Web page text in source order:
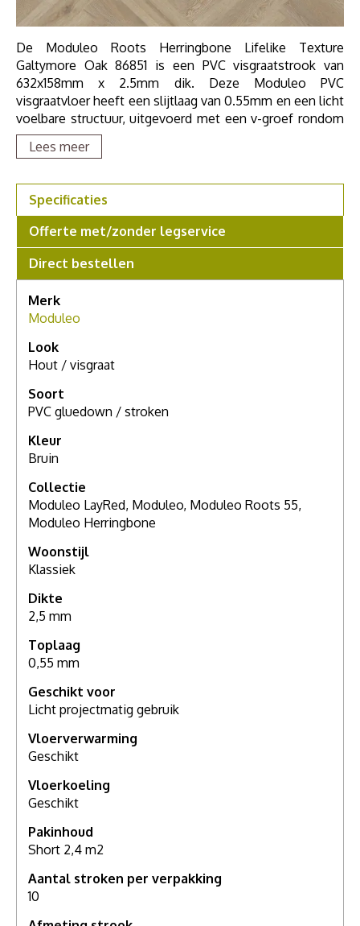
De Moduleo Roots Herringbone Lifelike Texture
Galtymore Oak 86851 is een PVC visgraatstrook van
632x158mm x 2.5mm dik. Deze Moduleo PVC
visgraatvloer heeft een slijtlaag van 0.55mm en een licht
voelbare structuur, uitgevoerd met een v-groef rondom
de strook. Door zijn 0.55mm slijtlaag deze vloer zeer
geschikt voor zwaar huishoudelijk en project gebruik. De
geschikt voor vloerverwarming en is geluiddempend. De
Roots 55 Herringbone Lifelike Texture collectie van
Moduleo is zo levendig en divers als de natuur zelf.
Lees meer
Specificaties
Offerte met/zonder legservice
Direct bestellen
Merk
Moduleo
Look
Hout / visgraat
Soort
PVC gluedown / stroken
Kleur
Bruin
Collectie
Moduleo LayRed, Moduleo, Moduleo Roots 55,
Moduleo Herringbone
Woonstijl
Klassiek
Dikte
2,5 mm
Toplaag
0,55 mm
Geschikt voor
Licht projectmatig gebruik
Vloerverwarming
Geschikt
Vloerkoeling
Geschikt
Pakinhoud
Short 2,4 m2
Aantal stroken per verpakking
10